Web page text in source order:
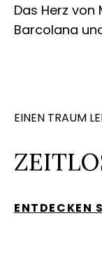
Das Herz
Barcolana
EINEN TRAUM
ENTDECKEN